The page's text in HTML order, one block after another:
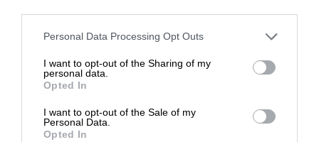
Personal Data Processing Opt Outs
I want to opt-out of the Sharing of my
personal data.
Opted In
I want to opt-out of the Sale of my
Personal Data.
Opted In
7 zapewnia produktywność w każdym miejscu.
Dzięki rozległemu wyświetlaczowi z aspektem 16:10,
węższymi ramkami i powierzchnią ekranu większą o 5%